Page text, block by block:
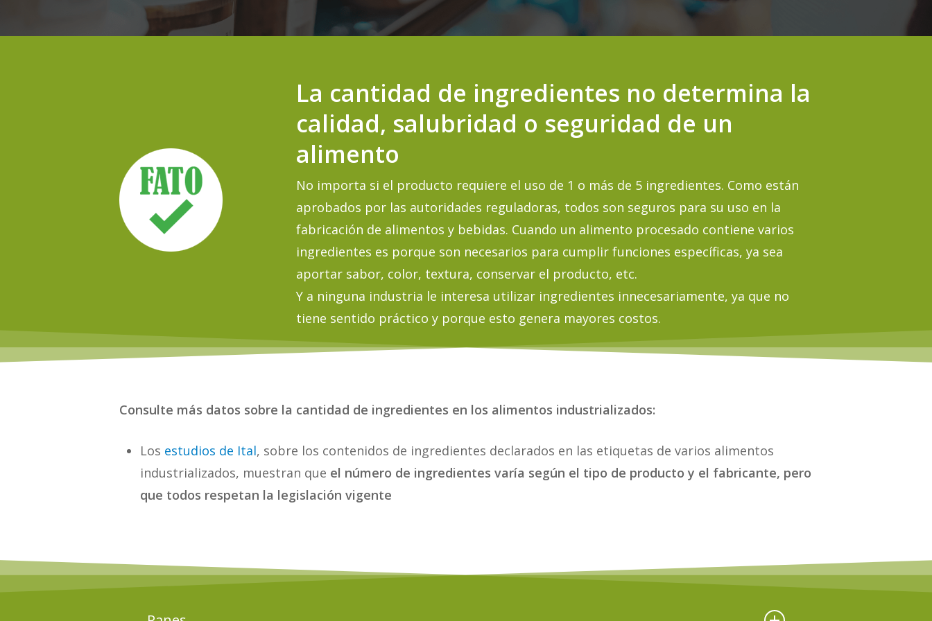
La cantidad de ingredientes no determina la
calidad, salubridad o seguridad de un
alimento
No importa si el producto requiere el uso de 1 o más de 5 ingredientes. Como están
aprobados por las autoridades reguladoras, todos son seguros para su uso en la
fabricación de alimentos y bebidas. Cuando un alimento procesado contiene varios
ingredientes es porque son necesarios para cumplir funciones específicas, ya sea
aportar sabor, color, textura, conservar el producto, etc.
Y a ninguna industria le interesa utilizar ingredientes innecesariamente, ya que no
tiene sentido práctico y porque esto genera mayores costos.
Consulte más datos sobre la cantidad de ingredientes en los alimentos industrializados:
Los estudios de Ital, sobre los contenidos de ingredientes declarados en las etiquetas de varios alimentos
industrializados, muestran que el número de ingredientes varía según el tipo de producto y el fabricante, pero
que todos respetan la legislación vigente